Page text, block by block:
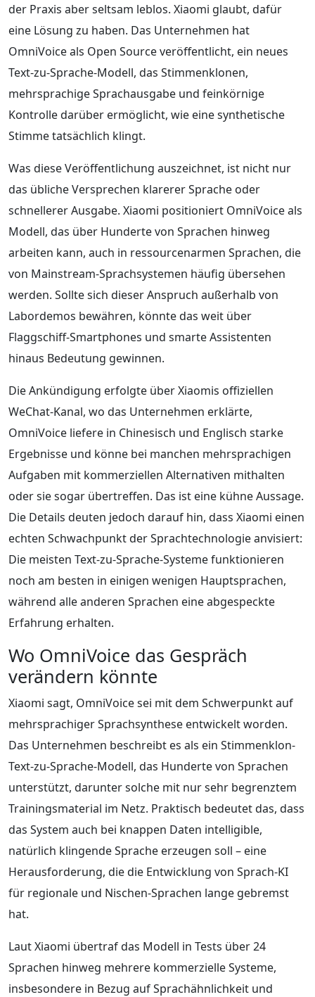
der Praxis aber seltsam leblos. Xiaomi glaubt, dafür
eine Lösung zu haben. Das Unternehmen hat
OmniVoice als Open Source veröffentlicht, ein neues
Text-zu-Sprache-Modell, das Stimmenklonen,
mehrsprachige Sprachausgabe und feinkörnige
Kontrolle darüber ermöglicht, wie eine synthetische
Stimme tatsächlich klingt.
Was diese Veröffentlichung auszeichnet, ist nicht nur
das übliche Versprechen klarerer Sprache oder
schnellerer Ausgabe. Xiaomi positioniert OmniVoice als
Modell, das über Hunderte von Sprachen hinweg
arbeiten kann, auch in ressourcenarmen Sprachen, die
von Mainstream-Sprachsystemen häufig übersehen
werden. Sollte sich dieser Anspruch außerhalb von
Labordemos bewähren, könnte das weit über
Flaggschiff-Smartphones und smarte Assistenten
hinaus Bedeutung gewinnen.
Die Ankündigung erfolgte über Xiaomis offiziellen
WeChat-Kanal, wo das Unternehmen erklärte,
OmniVoice liefere in Chinesisch und Englisch starke
Ergebnisse und könne bei manchen mehrsprachigen
Aufgaben mit kommerziellen Alternativen mithalten
oder sie sogar übertreffen. Das ist eine kühne Aussage.
Die Details deuten jedoch darauf hin, dass Xiaomi einen
echten Schwachpunkt der Sprachtechnologie anvisiert:
Die meisten Text-zu-Sprache-Systeme funktionieren
noch am besten in einigen wenigen Hauptsprachen,
während alle anderen Sprachen eine abgespeckte
Erfahrung erhalten.
Wo OmniVoice das Gespräch
verändern könnte
Xiaomi sagt, OmniVoice sei mit dem Schwerpunkt auf
mehrsprachiger Sprachsynthese entwickelt worden.
Das Unternehmen beschreibt es als ein Stimmenklon-
Text-zu-Sprache-Modell, das Hunderte von Sprachen
unterstützt, darunter solche mit nur sehr begrenztem
Trainingsmaterial im Netz. Praktisch bedeutet das, dass
das System auch bei knappen Daten intelligible,
natürlich klingende Sprache erzeugen soll – eine
Herausforderung, die die Entwicklung von Sprach-KI
für regionale und Nischen-Sprachen lange gebremst
hat.
Laut Xiaomi übertraf das Modell in Tests über 24
Sprachen hinweg mehrere kommerzielle Systeme,
insbesondere in Bezug auf Sprachähnlichkeit und